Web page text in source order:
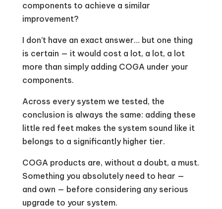
components to achieve a similar
improvement?
I don’t have an exact answer… but one thing
is certain — it would cost a lot, a lot, a lot
more than simply adding COGA under your
components.
Across every system we tested, the
conclusion is always the same: adding these
little red feet makes the system sound like it
belongs to a significantly higher tier.
COGA products are, without a doubt, a must.
Something you absolutely need to hear —
and own — before considering any serious
upgrade to your system.